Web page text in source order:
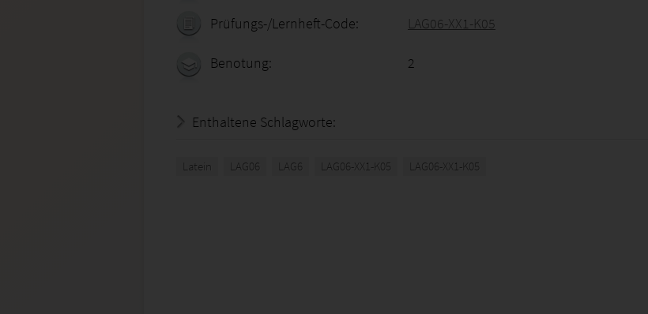
Prüfungs-/Lernheft-Code: LAG06-XX1-K05
Benotung: 2
Enthaltene Schlagworte:
Latein LAG06 LAG6 LAG06-XX1-K05 LAG06-XX1-K05